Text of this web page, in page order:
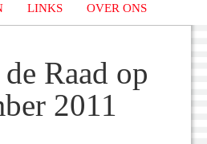
LINKS OVER ONS
Raad op
2011